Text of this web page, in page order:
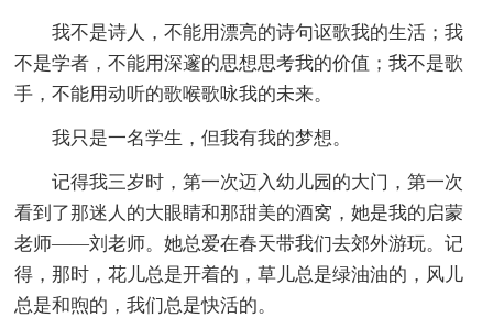
我不是诗人，不能用漂亮的诗句讴歌我的生活；我
不是学者，不能用深邃的思想思考我的价值；我不是歌
手，不能用动听的歌喉歌咏我的未来。
我只是一名学生，但我有我的梦想。
记得我三岁时，第一次迈入幼儿园的大门，第一次
看到了那迷人的大眼睛和那甜美的酒窝，她是我的启蒙
老师――刘老师。她总爱在春天带我们去郊外游玩。记
得，那时，花儿总是开着的，草儿总是绿油油的，风儿
总是和煦的，我们总是快活的。